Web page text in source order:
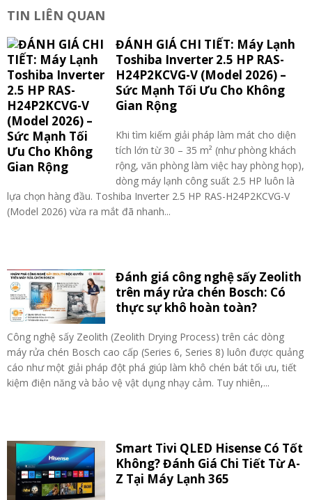
TIN LIÊN QUAN
ĐÁNH GIÁ CHI TIẾT: Máy Lạnh
Toshiba Inverter 2.5 HP RAS-
H24P2KCVG-V (Model 2026) –
Sức Mạnh Tối Ưu Cho Không
Gian Rộng
Khi tìm kiếm giải pháp làm mát cho diện
tích lớn từ 30 – 35 m² (như phòng khách
rộng, văn phòng làm việc hay phòng họp),
dòng máy lạnh công suất 2.5 HP luôn là
lựa chọn hàng đầu. Toshiba Inverter 2.5 HP RAS-H24P2KCVG-V
(Model 2026) vừa ra mắt đã nhanh...
Đánh giá công nghệ sấy Zeolith
trên máy rửa chén Bosch: Có
thực sự khô hoàn toàn?
Công nghệ sấy Zeolith (Zeolith Drying Process) trên các dòng
máy rửa chén Bosch cao cấp (Series 6, Series 8) luôn được quảng
cáo như một giải pháp đột phá giúp làm khô chén bát tối ưu, tiết
kiệm điện năng và bảo vệ vật dụng nhạy cảm. Tuy nhiên,...
Smart Tivi QLED Hisense Có Tốt
Không? Đánh Giá Chi Tiết Từ A-
Z Tại Máy Lạnh 365